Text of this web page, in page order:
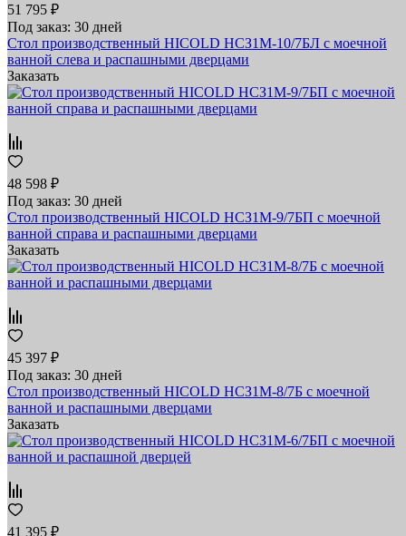
51 795 ₽
Под заказ: 30 дней
Стол производственный HICOLD НСЗ1М-10/7БЛ с моечной
ванной слева и распашными дверцами
Заказать
48 598 ₽
Под заказ: 30 дней
Стол производственный HICOLD НСЗ1М-9/7БП с моечной
ванной справа и распашными дверцами
Заказать
45 397 ₽
Под заказ: 30 дней
Стол производственный HICOLD НСЗ1М-8/7Б с моечной
ванной и распашными дверцами
Заказать
41 395 ₽